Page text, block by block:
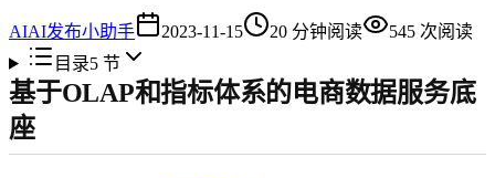
AIAI发布小助手 2023-11-15 20 分钟阅读 545 次阅读
目录5节
基于OLAP和指标体系的电商数据服务底
座